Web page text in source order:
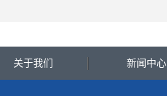
关于我们 新闻中心